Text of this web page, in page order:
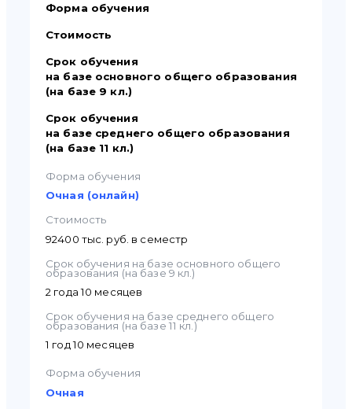
Форма обучения
Стоимость
Срок обучения
на базе основного общего образования
(на базе 9 кл.)
Срок обучения
на базе среднего общего образования
(на базе 11 кл.)
Форма обучения
Очная (онлайн)
Стоимость
92400 тыс. руб. в семестр
Срок обучения на базе основного общего
образования (на базе 9 кл.)
2 года 10 месяцев
Срок обучения на базе среднего общего
образования (на базе 11 кл.)
1 год 10 месяцев
Форма обучения
Очная